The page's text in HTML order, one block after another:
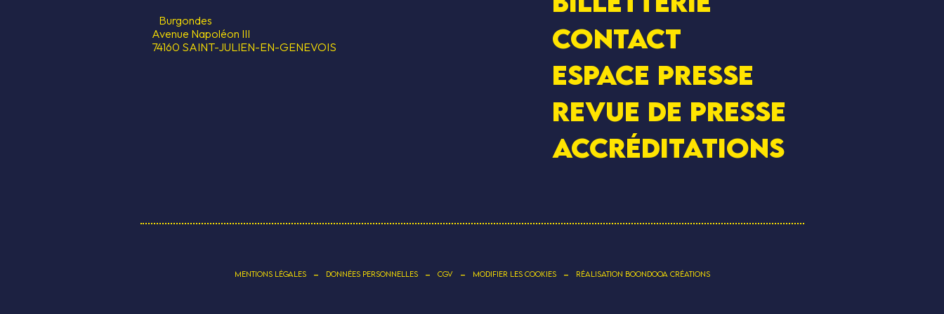
Burgondes
Avenue Napoléon III
74160 SAINT-JULIEN-EN-GENEVOIS
Contact
Espace presse
Revue de presse
Accréditations
MENTIONS LÉGALES - DONNÉES PERSONNELLES - CGV - MODIFIER LES COOKIES - RÉALISATION BOONDOOA CRÉATIONS